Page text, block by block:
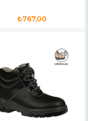
₺767,00